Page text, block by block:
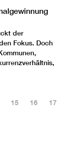
der
Fokus. Doch
15 16 17